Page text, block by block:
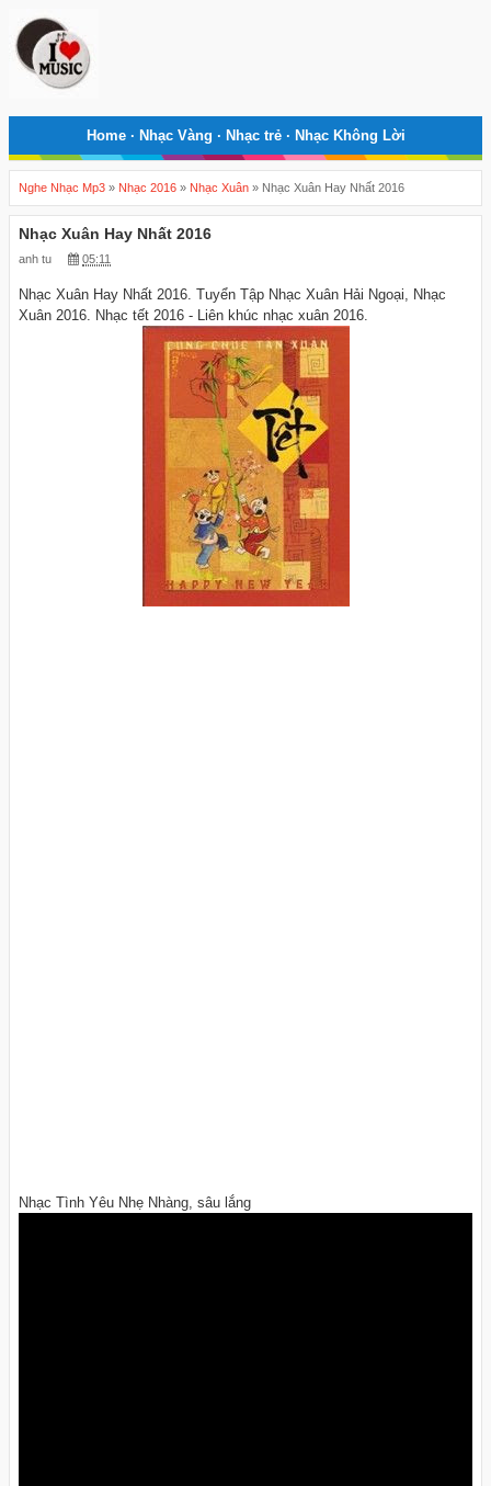
Home· Nhạc Vàng · Nhạc trẻ· Nhạc Không Lời
Nghe Nhạc Mp3 » Nhạc 2016 » Nhạc Xuân » Nhạc Xuân Hay Nhất 2016
Nhạc Xuân Hay Nhất 2016
anh tu 05:11
Nhạc Xuân Hay Nhất 2016. Tuyển Tập Nhạc Xuân Hải Ngoại, Nhạc
Xuân 2016. Nhạc tết 2016 - Liên khúc nhạc xuân 2016.
Nhạc Tình Yêu Nhẹ Nhàng, sâu lắng